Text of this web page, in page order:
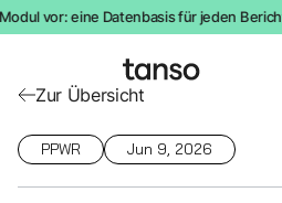
vor: eine Datenbasis für jeden Bericht.
Zur Übersicht
PPWR Jun 9, 2026